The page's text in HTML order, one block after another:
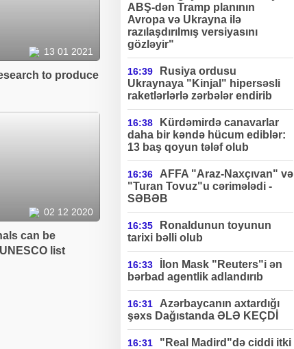
13 01 2021
to produce
02 12 2020
can be
list
ABŞ-dən Tramp planının
Avropa və Ukrayna ilə
razılaşdırılmış versiyasını
gözləyir"
16:39
Rusiya ordusu
Ukraynaya "Kinjal" hipersəsli
raketlərlərlə zərbələr endirib
16:38
Kürdəmirdə canavarlar
daha bir kəndə hücum ediblər:
13 baş qoyun tələf olub
16:36
AFFA "Araz-Naxçıvan" və
"Turan Tovuz"u cərimələdi -
SƏBƏB
16:35
Ronaldunun toyunun
tarixi bəlli olub
16:33
İlon Mask "Reuters"i ən
bərbad agentlik adlandırıb
16:31
Azərbaycanın axtardığı
şəxs Dağıstanda ƏLƏ KEÇDİ
16:31
"Real Madird"də ciddi itki